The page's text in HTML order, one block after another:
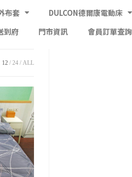
布套
DULCON德爾康電動床
到府
門市資訊 會員訂單查詢
12 24 ALL